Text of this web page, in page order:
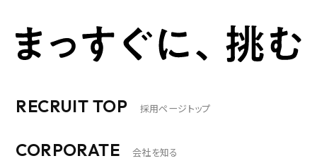
RECRUIT TOP 採用ページトップ
CORPORATE 会社を知る